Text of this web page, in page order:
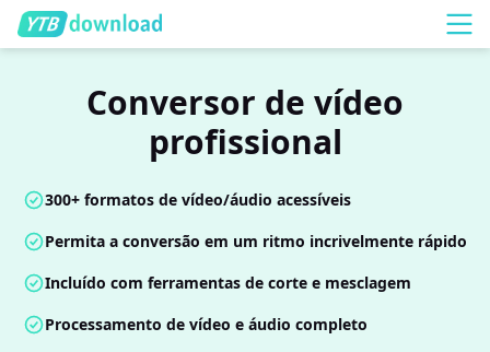
Conversor de vídeo
profissional
300+ formatos de vídeo/áudio acessíveis
Permita a conversão em um ritmo incrivelmente rápido
Incluído com ferramentas de corte e mesclagem
Processamento de vídeo e áudio completo